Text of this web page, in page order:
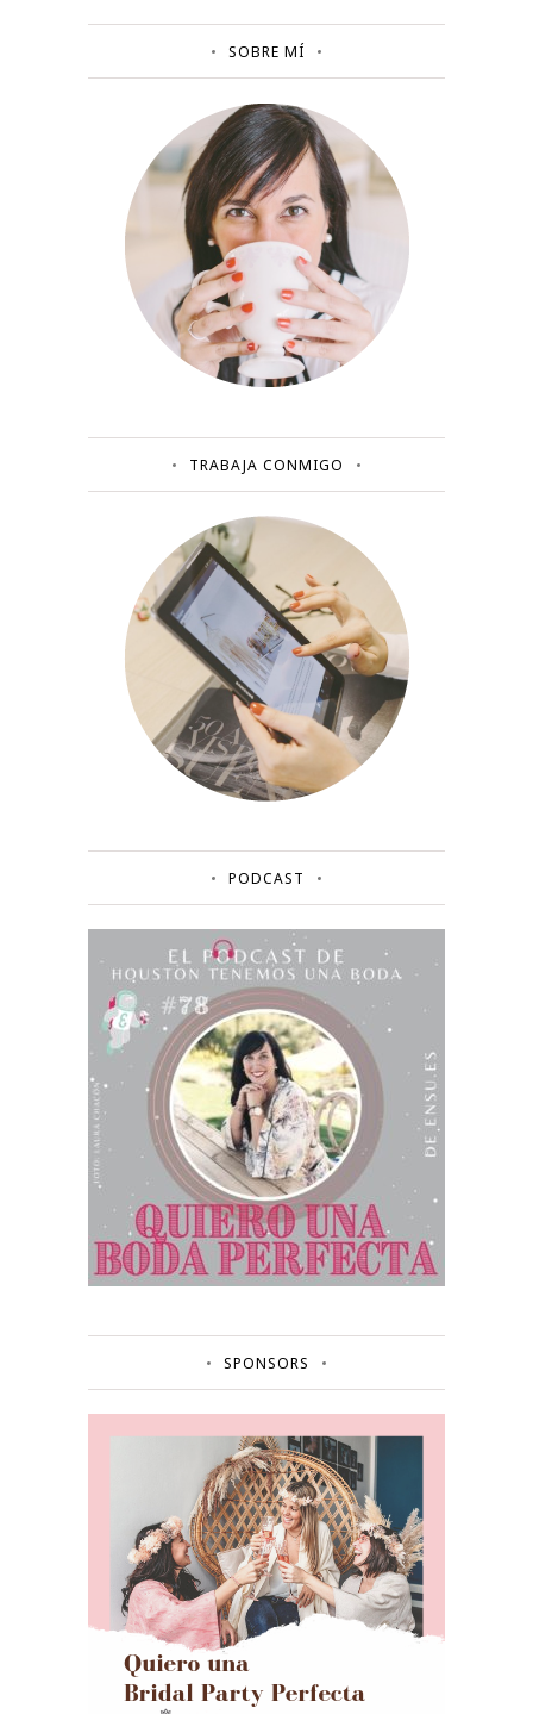
SOBRE MÍ
TRABAJA CONMIGO
PODCAST
SPONSORS